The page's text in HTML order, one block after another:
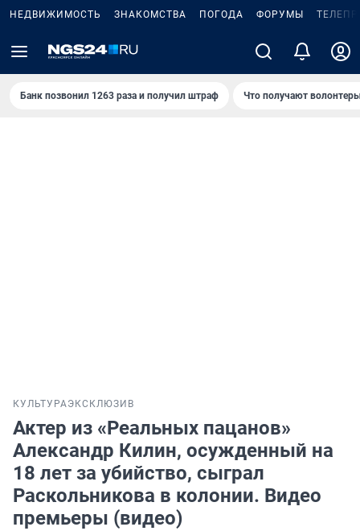
НЕДВИЖИМОСТЬ ЗНАКОМСТВА ПОГОДА ФОРУМЫ
Банк позвонил 1263 раза и получил штраф Что получают
КУЛЬТУРАЭКСКЛЮЗИВ
Актер из «Реальных пацанов»
Александр Килин, осужденный на
18 лет за убийство, сыграл
Раскольникова в колонии. Видео
премьеры (видео)